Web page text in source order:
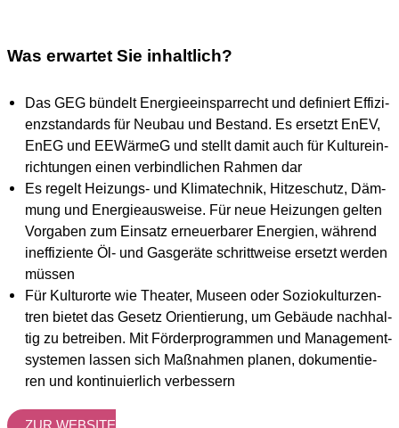
Was erwartet Sie inhaltlich?
Das GEG bün­delt Ener­gie­ein­spar­recht und defi­niert Effi­zi­
enz­stan­dards für Neu­bau und Bestand. Es ersetzt EnEV,
EnEG und EEWär­meG und stellt damit auch für Kul­tur­ein­
rich­tun­gen einen ver­bind­li­chen Rah­men dar
Es regelt Hei­zungs- und Kli­ma­tech­nik, Hit­ze­schutz, Däm­
mung und Ener­gie­aus­wei­se. Für neue Hei­zun­gen gel­ten
Vor­ga­ben zum Ein­satz erneu­er­ba­rer Ener­gien, wäh­rend
inef­fi­zi­en­te Öl- und Gas­ge­rä­te schritt­wei­se ersetzt wer­den
müs­sen
Für Kul­tur­or­te wie Thea­ter, Muse­en oder Sozio­kul­tur­zen­
tren bie­tet das Gesetz Ori­en­tie­rung, um Gebäu­de nach­hal­
tig zu betrei­ben. Mit För­der­pro­gram­men und Manage­ment­
sys­te­men las­sen sich Maß­nah­men pla­nen, doku­men­tie­
ren und kon­ti­nu­ier­lich ver­bes­sern